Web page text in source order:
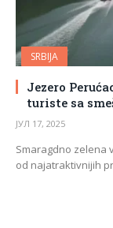
SRBIJA
Jezero
turiste sa
ЈУЛ 17, 2025
Smaragdno zelena
od najatraktivnijih